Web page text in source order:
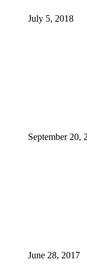
July 5, 2018
September 20,
June 28, 2017